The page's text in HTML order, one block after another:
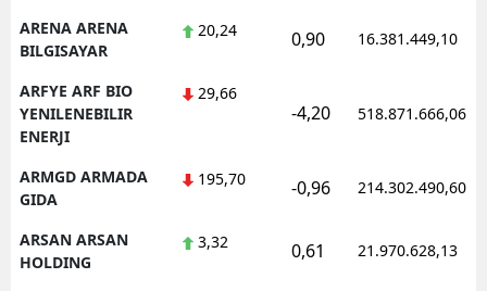
ARENA ARENA
BILGISAYAR
20,24 0,90 16.381.449,10
ARFYE ARF BIO
YENILENEBILIR
ENERJI
29,66
-4,20 518.871.666,06
ARMGD ARMADA
GIDA
195,70 -0,96 214.302.490,60
ARSAN ARSAN
HOLDING
3,32 0,61 21.970.628,13